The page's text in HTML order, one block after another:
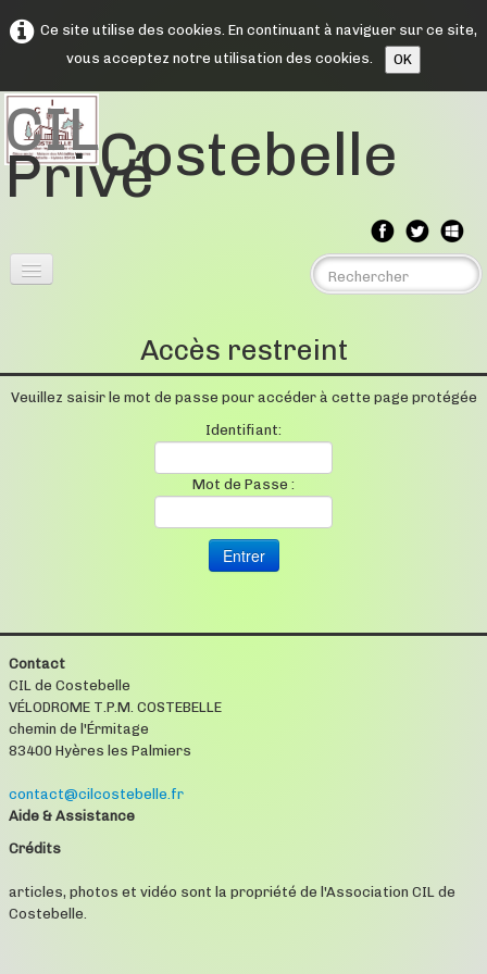
Ce site utilise des cookies. En continuant à naviguer sur ce site,
vous acceptez notre utilisation des cookies.
OK
CILCostebelle
Privé
Assemblée Générales▼
Comptes rendus▼
Accès restreint
Veuillez saisir le mot de passe pour accéder à cette page protégée
Identifiant:
Mot de Passe :
Contact
CIL de Costebelle
VÉLODROME T.P.M. COSTEBELLE
chemin de l'Érmitage
83400 Hyères les Palmiers
contact@cilcostebelle.fr
Aide & Assistance
Crédits
articles, photos et vidéo sont la propriété de l'Association CIL de
Costebelle.